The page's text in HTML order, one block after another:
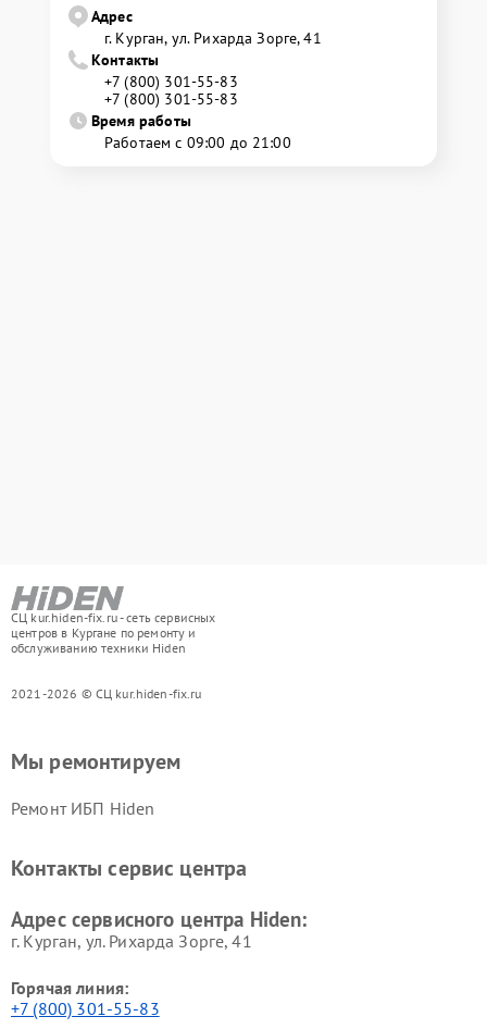
Адрес
г. Курган, ул. Рихарда Зорге, 41
Контакты
+7 (800) 301-55-83
+7 (800) 301-55-83
Время работы
Работаем с 09:00 до 21:00
СЦ kur.hiden-fix.ru - сеть сервисных
центров в Кургане по ремонту и
обслуживанию техники Hiden
2021-2026 © СЦ kur.hiden-fix.ru
Мы ремонтируем
Ремонт ИБП Hiden
Контакты сервис центра
Адрес сервисного центра Hiden:
г. Курган, ул. Рихарда Зорге, 41
Горячая линия:
+7 (800) 301-55-83